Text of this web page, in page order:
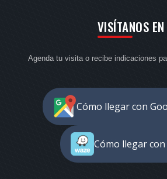
VISÍTANOS EN
Agenda tu visita o recibe indicaciones
Cómo llegar con
Cómo llegar con